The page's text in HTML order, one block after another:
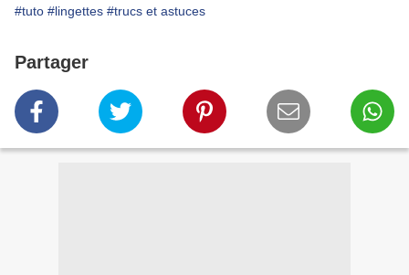
#tuto #lingettes #trucs et astuces
Partager